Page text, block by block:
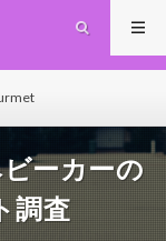
ーカーの
調査